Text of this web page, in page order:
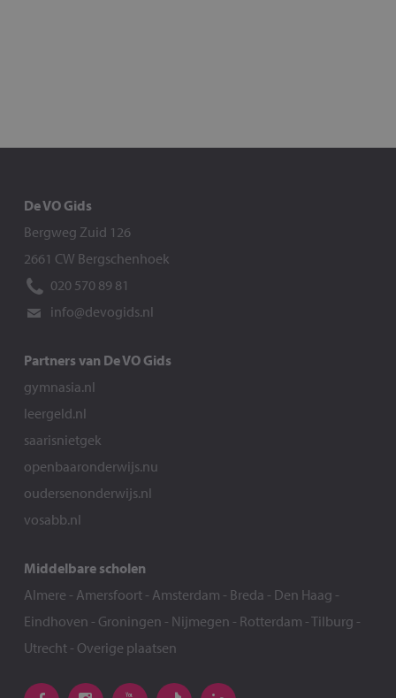
De VO Gids
Bergweg Zuid 126
2661 CW Bergschenhoek
020 570 89 81
info@devogids.nl
Partners van De VO Gids
gymnasia.nl
leergeld.nl
saarisnietgek
openbaaronderwijs.nu
oudersenonderwijs.nl
vosabb.nl
Middelbare scholen
Almere - Amersfoort- Amsterdam - Breda - Den Haag -
Eindhoven - Groningen - Nijmegen - Rotterdam -Tilburg -
Utrecht- Overige plaatsen